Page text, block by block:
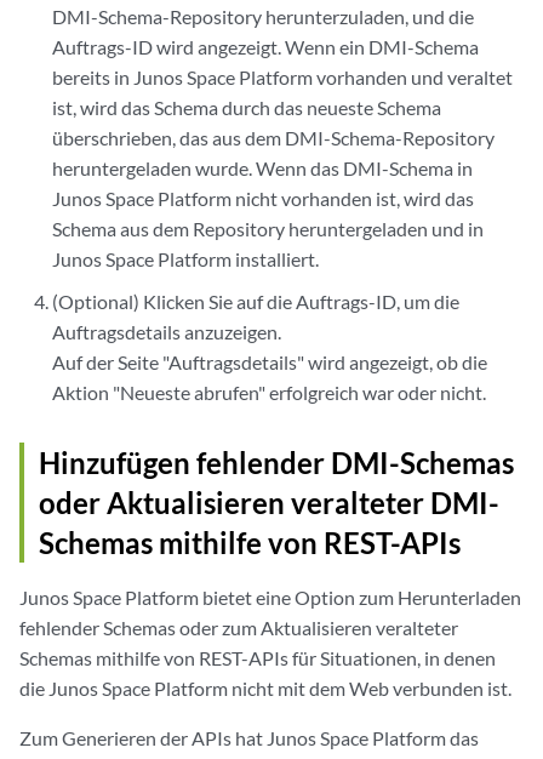
DMI-Schema-Repository herunterzuladen, und die
Auftrags-ID wird angezeigt. Wenn ein DMI-Schema
bereits in Junos Space Platform vorhanden und veraltet
ist, wird das Schema durch das neueste Schema
überschrieben, das aus dem DMI-Schema-Repository
heruntergeladen wurde. Wenn das DMI-Schema in
Junos Space Platform nicht vorhanden ist, wird das
Schema aus dem Repository heruntergeladen und in
Junos Space Platform installiert.
(Optional) Klicken Sie auf die Auftrags-ID, um die
Auftragsdetails anzuzeigen.
Auf der Seite "Auftragsdetails" wird angezeigt, ob die
Aktion "Neueste abrufen" erfolgreich war oder nicht.
Hinzufügen fehlender DMI-Schemas
oder Aktualisieren veralteter DMI-
Schemas mithilfe von REST-APIs
Junos Space Platform bietet eine Option zum Herunterladen
fehlender Schemas oder zum Aktualisieren veralteter
Schemas mithilfe von REST-APIs für Situationen, in denen
die Junos Space Platform nicht mit dem Web verbunden ist.
Zum Generieren der APIs hat Junos Space Platform das